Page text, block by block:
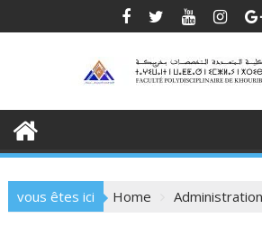
to
vous êtes ici Home Administration